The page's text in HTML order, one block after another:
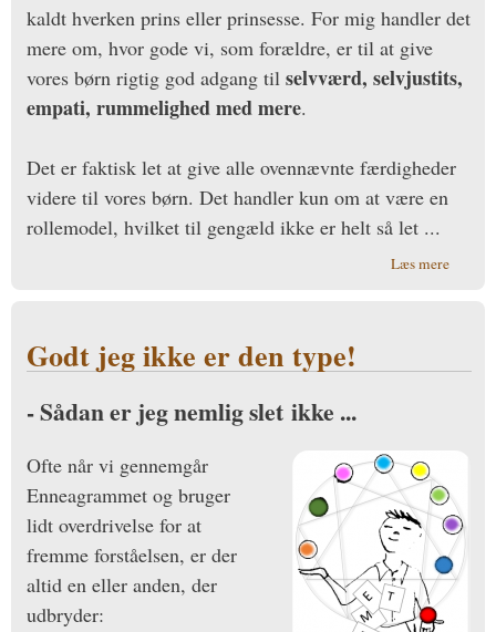
kaldt hverken prins eller prinsesse. For mig handler det
mere om, hvor gode vi, som forældre, er til at give
vores børn rigtig god adgang til selvværd, selvjustits,
empati, rummelighed med mere.
Det er faktisk let at give alle ovennævnte færdigheder
videre til vores børn. Det handler kun om at være en
rollemodel, hvilket til gengæld ikke er helt så let ...
Læs mereom
Godt jeg ikke er den type!
- Sådan er jeg nemlig slet ikke ...
Ofte når vi gennemgår
Enneagrammet og bruger
lidt overdrivelse for at
fremme forståelsen, er der
altid en eller anden, der
udbryder: